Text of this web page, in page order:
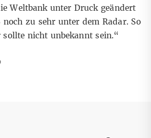
Weltbank unter Druck geändert
zu sehr unter dem Radar. So
sollte nicht unbekannt sein.“